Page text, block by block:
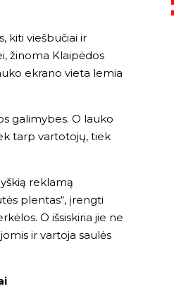
kiti viešbučiai ir
žinoma Klaipėdos
ekrano vieta lemia
galimybes. O lauko
tarp vartotojų, tiek
reklamą
plentas“, įrengti
O išsiskiria jie ne
ir vartoja saulės